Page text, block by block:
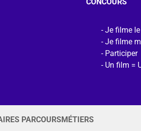
Je filme
Je filme
Participer
Un film =
PARCOURSMÉTIERS